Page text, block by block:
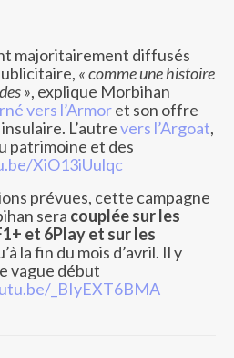
majoritairement diffusés
« comme une histoire
», explique Morbihan
vers l’Armoret son offre
L’autrevers l’Argoat,
patrimoine et des
XiO13iUulqc
prévues, cette campagne
sera couplée sur les
et 6Play et sur les
la fin du mois d’avril. Il y
vague début
_BIyEXT6BMA